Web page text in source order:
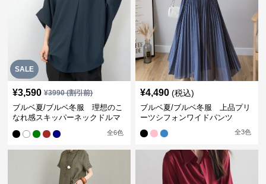
SALE
¥3,590 ¥3990(割引前)
ブルベ夏/ブルベ冬服 理想のこ
なれ感スキッパーネックドルマ
全6色
¥4,490 (税込)
ブルベ夏/ブルベ冬服 上品プリ
ーツシフォンワイドパンツ
全3色